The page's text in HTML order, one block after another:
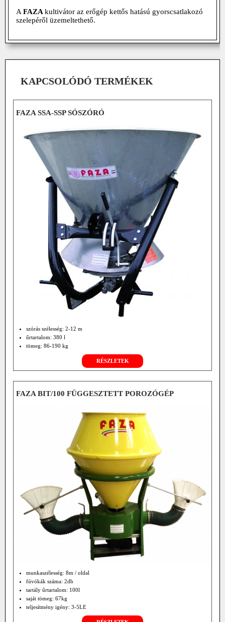
A FAZA kultivátor az erőgép kettős hatású gyorscsatlakozó
szelepéről üzemeltethető.
KAPCSOLÓDÓ TERMÉKEK
FAZA SSA-SSP SÓSZÓRÓ
szórás szélesség: 2-12 m
űrtartalom: 380 l
tömeg: 86-190 kg
RÉSZLETEK
FAZA BIT/100 FÜGGESZTETT POROZÓGÉP
munkaszélesség: 8m / oldal
fúvókák száma: 2db
tartály űrtartalom: 100l
saját tömeg: 67kg
teljesítmény igény: 3-5LE